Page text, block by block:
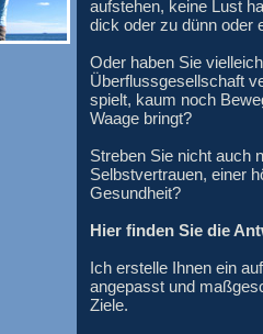
aufstehen, keine Lust
dick oder zu dünn oder
Oder haben Sie
Überflussgesellschaft
spielt, kaum noch
Waage bringt?
Streben Sie nicht auch
Selbstvertrauen, einer
Gesundheit?
Hier finden Sie die
Ich erstelle Ihnen ein
angepasst und
Ziele.